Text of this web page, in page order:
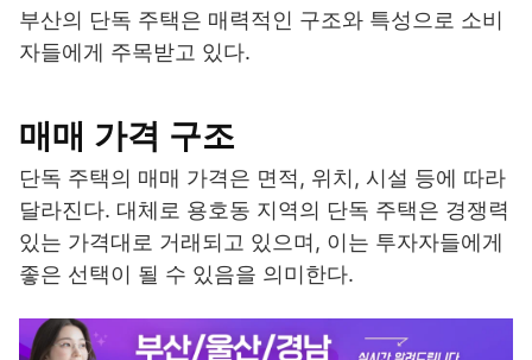
부산의 단독 주택은 매력적인 구조와 특성으로 소비
자들에게 주목받고 있다.
매매 가격 구조
단독 주택의 매매 가격은 면적, 위치, 시설 등에 따라
달라진다. 대체로 용호동 지역의 단독 주택은 경쟁력
있는 가격대로 거래되고 있으며, 이는 투자자들에게
좋은 선택이 될 수 있음을 의미한다.